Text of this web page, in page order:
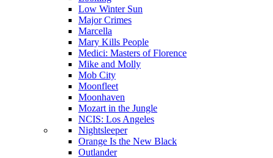
Low Winter Sun
Major Crimes
Marcella
Mary Kills People
Medici: Masters of Florence
Mike and Molly
Mob City
Moonfleet
Moonhaven
Mozart in the Jungle
NCIS: Los Angeles
Nightsleeper
Orange Is the New Black
Outlander